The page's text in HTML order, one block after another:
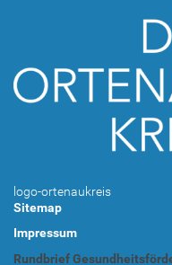
logo-ortenaukreis
Sitemap
Impressum
Rundbrief